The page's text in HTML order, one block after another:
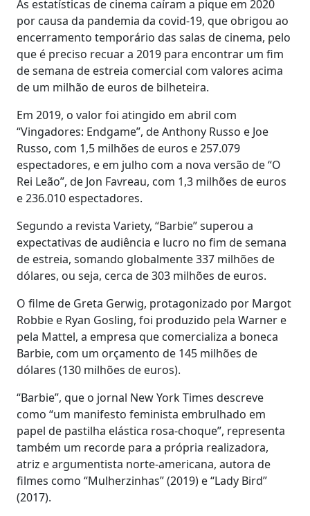
As estatísticas de cinema caíram a pique em 2020
por causa da pandemia da covid-19, que obrigou ao
encerramento temporário das salas de cinema, pelo
que é preciso recuar a 2019 para encontrar um fim
de semana de estreia comercial com valores acima
de um milhão de euros de bilheteira.
Em 2019, o valor foi atingido em abril com
“Vingadores: Endgame”, de Anthony Russo e Joe
Russo, com 1,5 milhões de euros e 257.079
espectadores, e em julho com a nova versão de “O
Rei Leão”, de Jon Favreau, com 1,3 milhões de euros
e 236.010 espectadores.
Segundo a revista Variety, “Barbie” superou a
expectativas de audiência e lucro no fim de semana
de estreia, somando globalmente 337 milhões de
dólares, ou seja, cerca de 303 milhões de euros.
O filme de Greta Gerwig, protagonizado por Margot
Robbie e Ryan Gosling, foi produzido pela Warner e
pela Mattel, a empresa que comercializa a boneca
Barbie, com um orçamento de 145 milhões de
dólares (130 milhões de euros).
“Barbie”, que o jornal New York Times descreve
como “um manifesto feminista embrulhado em
papel de pastilha elástica rosa-choque”, representa
também um recorde para a própria realizadora,
atriz e argumentista norte-americana, autora de
filmes como “Mulherzinhas” (2019) e “Lady Bird”
(2017).